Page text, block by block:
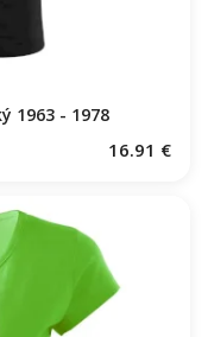
1963 - 1978
16.91 €